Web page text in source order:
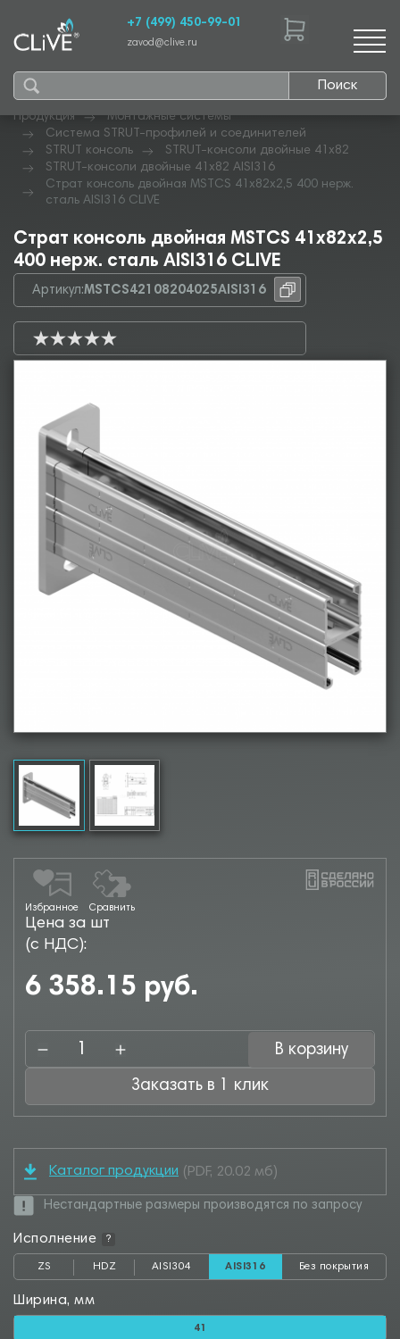
Поиск
+7 (499) 450-99-01
zavod@clive.ru
Продукция
Монтажные системы
Система STRUT-профилей и соединителей
STRUT консоль
STRUT-консоли двойные 41х82
STRUT-консоли двойные 41х82 AISI316
Страт консоль двойная MSTCS 41х82х2,5 400 нерж.
сталь AISI316 CLIVE
Страт консоль двойная MSTCS 41х82х2,5
400 нерж. сталь AISI316 CLIVE
Артикул:MSTCS42108204025AISI316
Избранное Сравнить
Цена за шт
(с НДС):
6 358.15 руб.
В корзину
Заказать в 1 клик
Каталог продукции (PDF, 20.02 мб)
Нестандартные размеры производятся по запросу
Исполнение ?
ZS HDZ AISI304 AISI316 Без покрытия
Ширина, мм
41